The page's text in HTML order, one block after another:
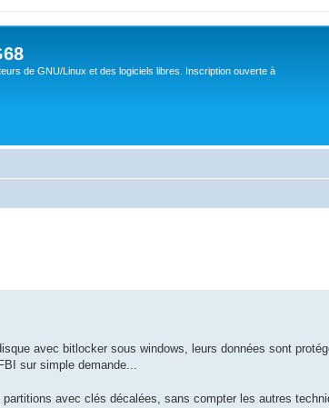
de GNU/Linux et des logiciels libres. Inscription ouverte à
avec bitlocker sous windows, leurs données sont
sur simple demande...
avec clés décalées, sans compter les autres